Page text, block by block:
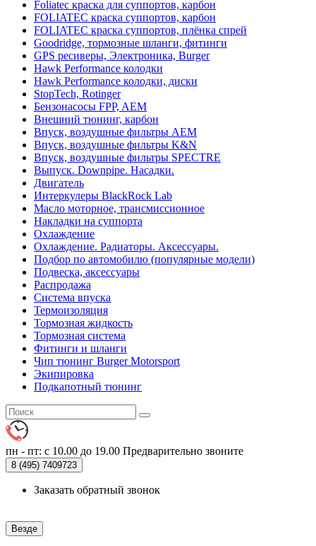
Foliatec краска для суппортов, карбон
FOLIATEC краска суппортов, карбон
FOLIATEC краска суппортов, плёнка спрей
Goodridge, тормозные шланги, фитинги
GPS ресиверы, Электроника, Burger
Hawk Performance колодки
Hawk Performance колодки, диски
StopTech, Rotinger
Бензонасосы FPP, AEM
Внешний тюнинг, карбон
Впуск, воздушные фильтры AEM
Впуск, воздушные фильтры K&N
Впуск, воздушные фильтры SPECTRE
Выпуск. Downpipe. Насадки.
Двигатель
Интеркулеры BlackRock Lab
Масло моторное, трансмиссионное
Накладки на суппорта
Охлаждение
Охлаждение. Радиаторы. Аксессуары.
Подбор по автомобилю (популярные модели)
Подвеска, аксессуары
Распродажа
Система впуска
Термоизоляция
Тормозная жидкость
Тормозная система
Фитинги и шланги
Чип тюнинг Burger Motorsport
Экипировка
Подкапотный тюнинг
пн - пт: с 10.00 до 19.00 Предварительно звоните
8 (495) 7409723
Заказать обратный звонок
Везде